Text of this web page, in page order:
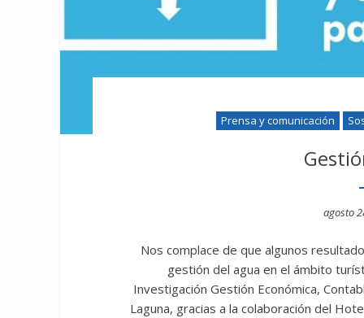
Prensa y comunicación
Posted
agosto
Nos complace de que algunos
gestión del agua en el ámbito
Investigación Gestión Económica,
Laguna, gracias a la colaboración del